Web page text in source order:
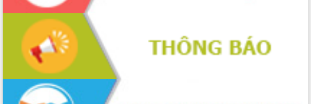
cao kết quả Chiến dịch Quang Trung
tại Đắk Lắk
Hội nghị Ban Chấp hành Đảng bộ tỉnh
Đắk Lắk lần thứ 2 (mở rộng)
Tập trung giải phóng mặt bằng, đẩy
nhanh tiến độ Tuyến đường bộ ven
biển